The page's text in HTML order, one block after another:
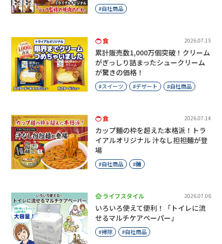
自社商品
食 2026.07.15
累計販売数1,000万個突破！クリーム
がぎっしり詰まったシュークリーム
が驚きの価格！
スイーツ デザート 自社商品
食 2026.07.14
カップ麺の枠を超えた本格派！トラ
イアルオリジナル 汁なし担担麺が登
場
自社商品 麺
ライフスタイル 2026.07.06
いろいろ使えて便利！「トイレに流
せるマルチケアペーパー」
掃除 自社商品